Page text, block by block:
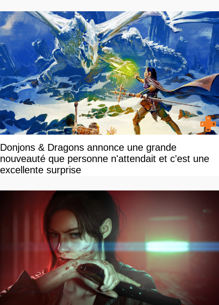
Donjons & Dragons annonce une grande
nouveauté que personne n'attendait et c'est une
excellente surprise